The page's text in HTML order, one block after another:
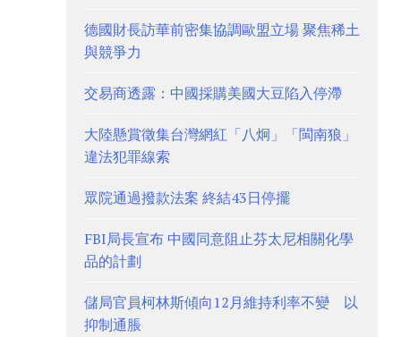
德國財長訪華前密集協調歐盟立場 聚焦稀土
與競爭力
交易商透露：中國採購美國大豆陷入停滯
大陸懸賞徵集台灣網紅「八炯」「閩南狼」
違法犯罪線索
眾院通過撥款法案 終結43日停擺
FBI局長宣布 中國同意阻止芬太尼相關化學
品的計劃
儲局官員柯林斯傾向12月維持利率不變 以
抑制通脹